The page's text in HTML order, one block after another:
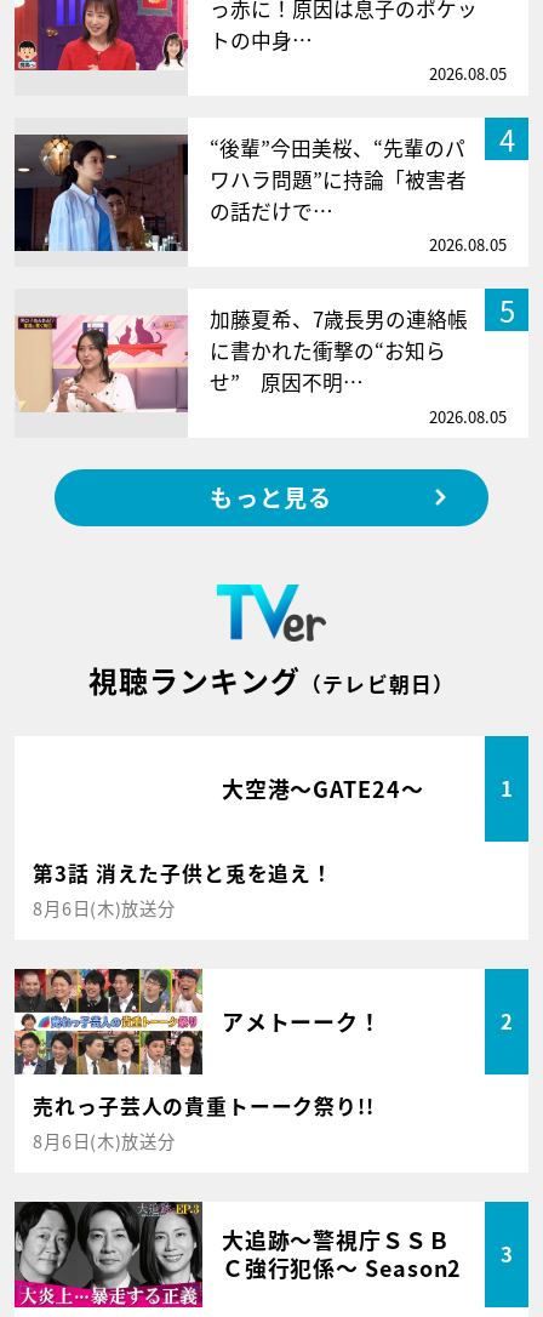
っ赤に！原因は息子のポケッ
トの中身…
2026.08.05
4
“後輩”今田美桜、“先輩のパ
ワハラ問題”に持論「被害者
の話だけで…
2026.08.05
5
加藤夏希、7歳長男の連絡帳
に書かれた衝撃の“お知ら
せ” 原因不明…
2026.08.05
もっと見る
視聴ランキング （テレビ朝日）
大空港～GATE24～ 1
第3話 消えた子供と兎を追え！
8月6日(木)放送分
アメトーーク！ 2
売れっ子芸人の貴重トーーク祭り!!
8月6日(木)放送分
大追跡～警視庁ＳＳＢ
Ｃ強行犯係～ Season2
3